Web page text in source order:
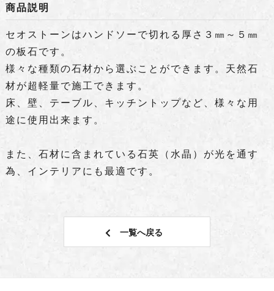
商品説明
セオストーンはハンドソーで切れる厚さ３㎜～５㎜
の板石です。
様々な種類の石材から選ぶことができます。天然石
材が超軽量で施工できます。
床、壁、テーブル、キッチントップなど、様々な用
途に使用出来ます。
また、石材に含まれている石英（水晶）が光を通す
為、インテリアにも最適です。
一覧へ戻る